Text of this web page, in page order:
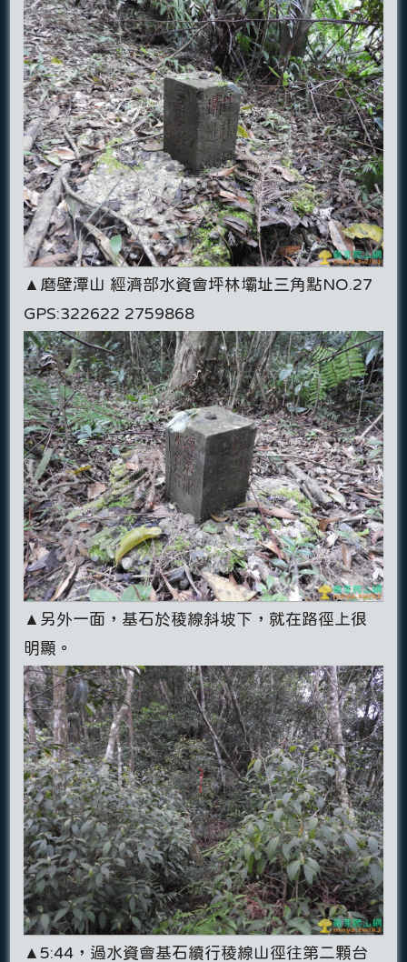
▲磨壁潭山 經濟部水資會坪林壩址三角點NO.27
GPS:322622 2759868
▲另外一面，基石於稜線斜坡下，就在路徑上很
明顯。
▲5:44，過水資會基石續行稜線山徑往第二顆台